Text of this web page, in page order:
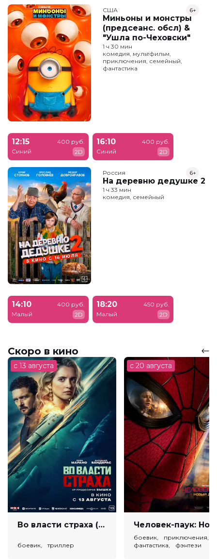
США
Миньоны и монстры
(предсеанс. обсл) &
"Ушла по-Чеховски"
6+
1 ч 30 мин
комедия, мультфильм,
приключения, семейный,
фантастика
12:15
Синий
400 руб.
2D
16:10
Синий
400 руб.
2D
Россия
На деревню дедушке 2
6+
1 ч 33 мин
комедия, семейный
14:10
Малый
400 руб.
2D
18:20
Малый
450 руб.
2D
Скоро в кино
с 13 августа
Во власти страха (18+)
боевик, триллер
с 20 августа
боевик, приключения,
фантастика, фэнтези